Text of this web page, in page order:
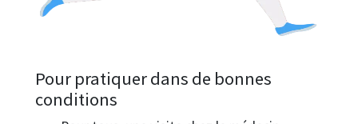
Pour pratiquer dans de bonnes
conditions